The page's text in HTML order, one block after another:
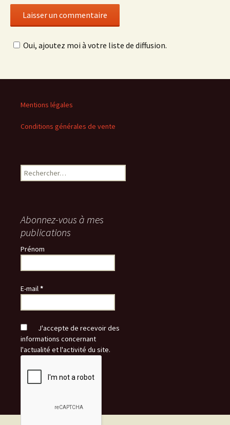
Oui, ajoutez moi à votre liste de diffusion.
Mentions légales
Conditions générales de vente
Rechercher :
Abonnez-vous à mes
publications
Prénom
E-mail*
J'accepte de recevoir des
informations concernant
l'actualité et l'activité du site.